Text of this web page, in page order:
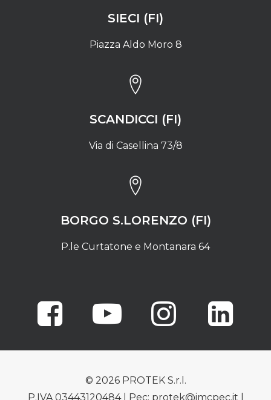
SIECI (FI)
Piazza Aldo Moro 8
SCANDICCI (FI)
Via di Casellina 73/8
BORGO S.LORENZO (FI)
P.le Curtatone e Montanara 64
© 2026 PROTEK S.r.l.
P.IVA 03443120484 | Pec: protek@imcpec.it |